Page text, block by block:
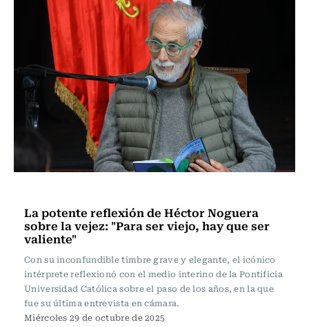
La potente reflexión de Héctor Noguera
sobre la vejez: "Para ser viejo, hay que ser
valiente"
Con su inconfundible timbre grave y elegante, el icónico
intérprete reflexionó con el medio interino de la Pontificia
Universidad Católica sobre el paso de los años, en la que
fue su última entrevista en cámara.
Miércoles 29 de octubre de 2025